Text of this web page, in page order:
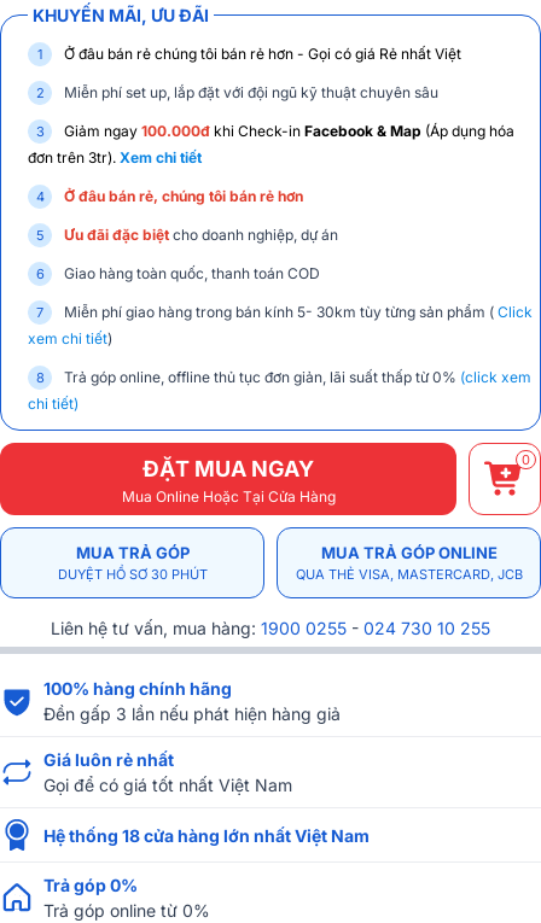
KHUYẾN MÃI, ƯU ĐÃI
Ở đâu bán rẻ chúng tôi bán rẻ hơn - Gọi có giá Rẻ nhất Việt
Miễn phí set up, lắp đặt với đội ngũ kỹ thuật chuyên sâu
Giảm ngay 100.000đ khi Check-in Facebook & Map (Áp dụng hóa
đơn trên 3tr). Xem chi tiết
Ở đâu bán rẻ, chúng tôi bán rẻ hơn
Ưu đãi đặc biệt cho doanh nghiệp, dự án
Giao hàng toàn quốc, thanh toán COD
Miễn phí giao hàng trong bán kính 5- 30km tùy từng sản phẩm ( Click
xem chi tiết)
Trả góp online, offline thủ tục đơn giản, lãi suất thấp từ 0% (click xem
chi tiết)
ĐẶT MUA NGAY
Mua Online Hoặc Tại Cửa Hàng
0
MUA TRẢ GÓP
DUYỆT HỒ SƠ 30 PHÚT
MUA TRẢ GÓP ONLINE
QUA THẺ VISA, MASTERCARD, JCB
Liên hệ tư vấn, mua hàng: 1900 0255 - 024 730 10 255
100% hàng chính hãng
Đền gấp 3 lần nếu phát hiện hàng giả
Giá luôn rẻ nhất
Gọi để có giá tốt nhất Việt Nam
Hệ thống 18 cửa hàng lớn nhất Việt Nam
Trả góp 0%
Trả góp online từ 0%